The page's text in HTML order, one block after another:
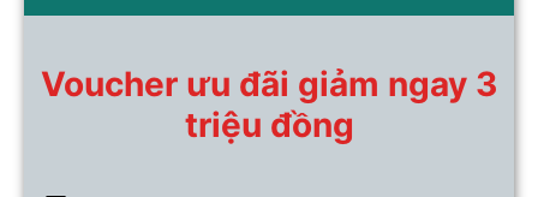
Voucher ưu đãi giảm ngay 3
triệu đồng